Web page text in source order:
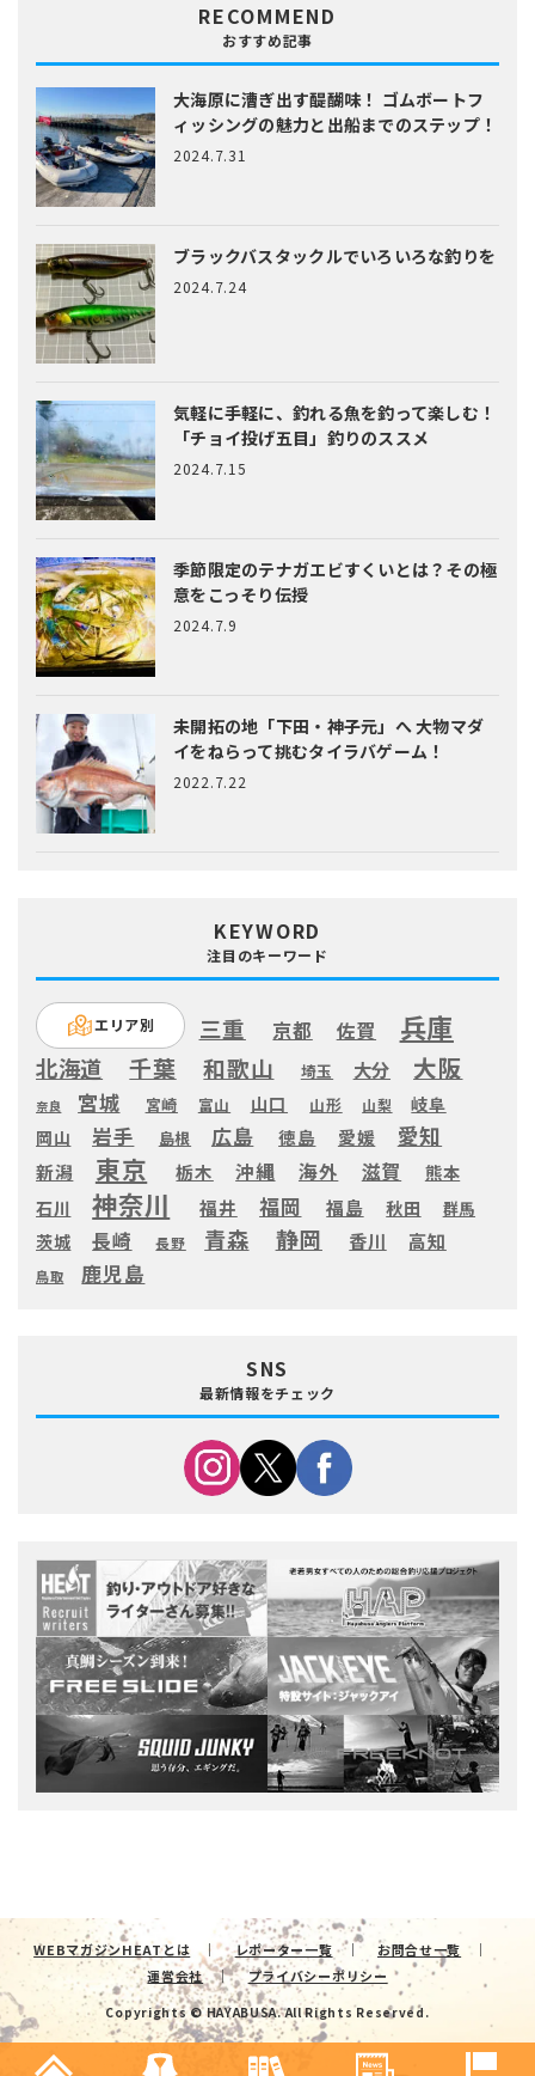
RECOMMEND
おすすめ記事
大海原に漕ぎ出す醍醐味！ ゴムボートフ
ィッシングの魅力と出船までのステップ！
2024.7.31
ブラックバスタックルでいろいろな釣りを
2024.7.24
気軽に手軽に、釣れる魚を釣って楽しむ！
「チョイ投げ五目」釣りのススメ
2024.7.15
季節限定のテナガエビすくいとは？ その極
意をこっそり伝授
2024.7.9
未開拓の地「下田・神子元」へ大物マダ
イをねらって挑むタイラバゲーム！
2022.7.22
KEYWORD
注目のキーワード
エリア別 三重 京都 佐賀 兵庫
北海道 千葉 和歌山 埼玉 大分 大阪
奈良 宮城 宮崎 富山 山口 山形 山梨
岐阜
岡山
岩手 島根 広島 徳島 愛媛 愛知
新潟 東京 栃木 沖縄 海外 滋賀
熊本
石川
神奈川 福井 福岡 福島 秋田 群馬
茨城 長崎 長野 青森 静岡 香川 高知
鳥取 鹿児島
SNS
最新情報をチェック
WEBマガジンHEATとは レポーター一覧
お問合せ一覧
運営会社
プライバシーポリシー
Copyrights © HAYABUSA. All Rights Reserved.